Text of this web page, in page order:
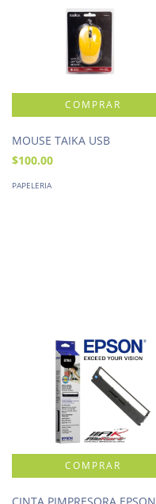
MOUSE TAIKA USB
$100.00
PAPELERIA